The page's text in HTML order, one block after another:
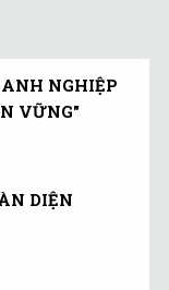
NGHIỆP
VỮNG"
DIỆN